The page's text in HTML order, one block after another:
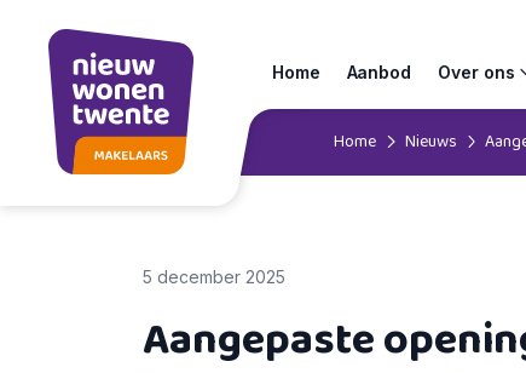
Home Aanbod Over ons
Home Nieuws
5 december 2025
Aangepaste